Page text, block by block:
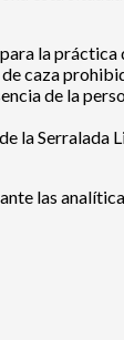
la
caza
de la
la Serralada
las